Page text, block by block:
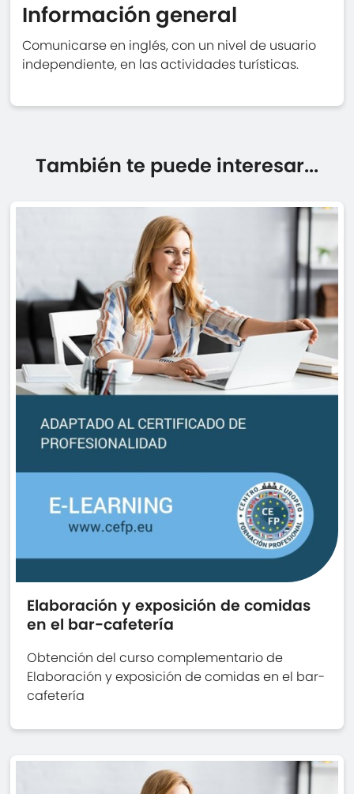
Información general
Comunicarse en inglés, con un nivel de usuario
independiente, en las actividades turísticas.
También te puede interesar...
Elaboración y exposición de comidas
en el bar-cafetería
Obtención del curso complementario de
Elaboración y exposición de comidas en el bar-
cafetería